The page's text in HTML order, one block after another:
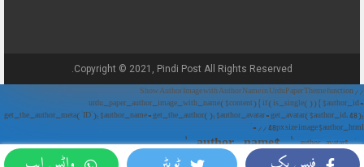
Copyright © 2021, Pindi Post All Rights Reserved.
// Show Author Image with Author Name in UrduPaper Theme function
urdu_paper_author_image_with_name($content) { if (is_single()) { $author_id =
get_the_author_meta('ID'); $author_name = get_the_author(); $author_avatar = get_avatar($author_id, 48);
// 48px size image $author_html = '
' . $author_avatar . '
' . $author_name . '